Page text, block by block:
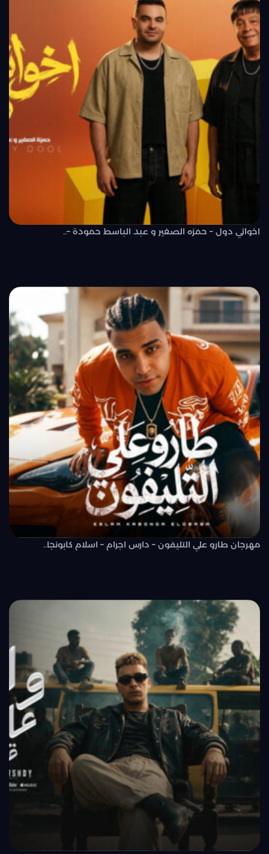
اخواتي دول – حمزه الصغير و عبد الباسط حمودة –..
مهرجان طارو علي التليفون – دارس اجرام – اسلام كابونجا..